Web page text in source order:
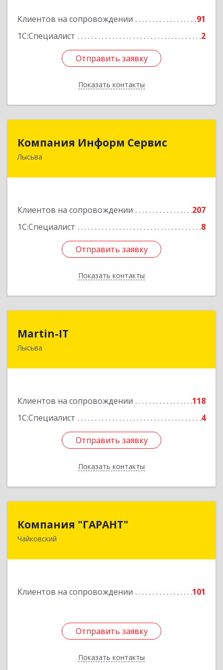
Клиентов на сопровождении
91
1С:Специалист
2
Отправить заявку
Показать контакты
Отправить заявку
Назад
Компания Информ Сервис
Лысьва
Клиентов на сопровождении
207
1С:Специалист
8
Отправить заявку
Показать контакты
Компания Информ Сервис
618909, Пермский край, Лысьва г, Металлистов
Отправить заявку
Назад
Martin-IT
Лысьва
Клиентов на сопровождении
118
1С:Специалист
4
Отправить заявку
Показать контакты
618900, Пермский край, Лысьва г, Смышляева
Отправить заявку
Назад
Компания "ГАРАНТ"
Чайковский
Клиентов на сопровождении 101
Отправить заявку
Показать контакты
617760, Пермский край, Чайковский г, Карла
Отправить заявку
Назад